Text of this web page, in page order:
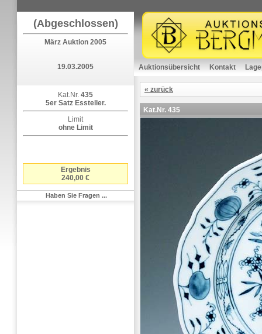
(Abgeschlossen)
März Auktion 2005
19.03.2005
Kat.Nr. 435
5er Satz Essteller.
Limit
ohne Limit
Ergebnis
240,00 €
Haben Sie Fragen ...
Auktionsübersicht Kontakt
« zurück
Kat.Nr. 435